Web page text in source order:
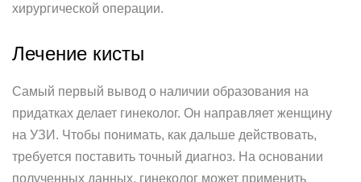
хирургической операции.
Лечение кисты
Самый первый вывод о наличии образования на
придатках делает гинеколог. Он направляет женщину
на УЗИ. Чтобы понимать, как дальше действовать,
требуется поставить точный диагноз. На основании
полученных данных, гинеколог может применить